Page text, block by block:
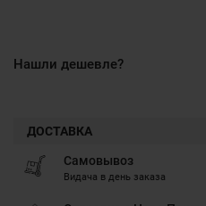
Нашли дешевле?
ДОСТАВКА
Самовывоз
Видача в день заказа